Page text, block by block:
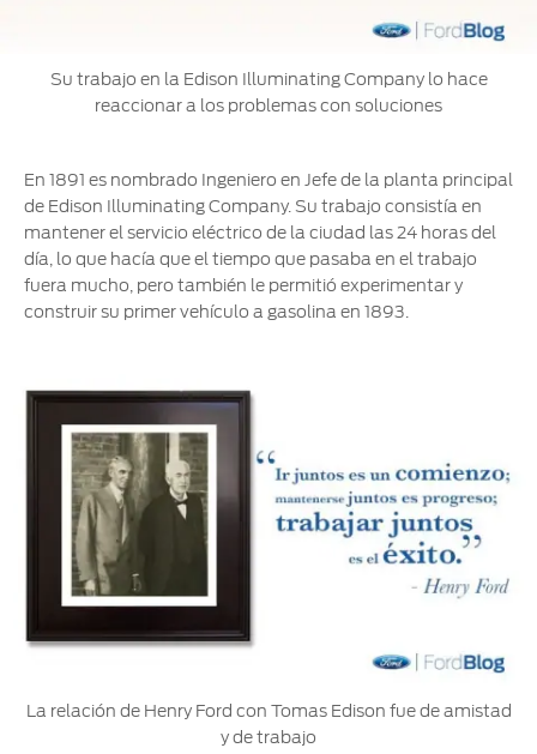
Su trabajo en la Edison Illuminating Company lo hace
reaccionar a los problemas con soluciones
En 1891 es nombrado Ingeniero en Jefe de la planta principal
de Edison Illuminating Company. Su trabajo consistía en
mantener el servicio eléctrico de la ciudad las 24 horas del
día, lo que hacía que el tiempo que pasaba en el trabajo
fuera mucho, pero también le permitió experimentar y
construir su primer vehículo a gasolina en 1893.
La relación de Henry Ford con Tomas Edison fue de amistad
y de trabajo